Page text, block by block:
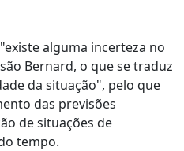
alguma incerteza no
Bernard, o que se traduz
da situação", pelo que
das previsões
de situações de
tempo.